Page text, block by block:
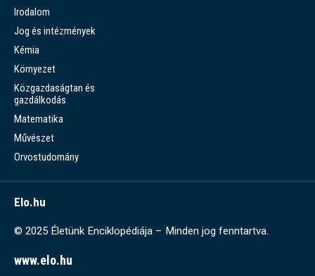
Irodalom
Jog és intézmények
Kémia
Környezet
Közgazdaságtan és
gazdálkodás
Matematika
Művészet
Orvostudomány
Elo.hu
© 2025 Életünk Enciklopédiája – Minden jog fenntartva.
www.elo.hu